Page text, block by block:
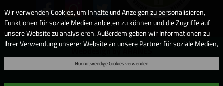
Webdesign by ARANES
Wir verwenden Cookies, um Inhalte und Anzeigen zu personalisieren,
Funktionen für soziale Medien anbieten zu können und die Zugriffe auf
unsere Website zu analysieren. Außerdem geben wir Informationen zu
Ihrer Verwendung unserer Website an unsere Partner für soziale Medien,
Informationen möglicherweise mit weiteren Daten zusammen, die Sie
Nur notwendige Cookies verwenden